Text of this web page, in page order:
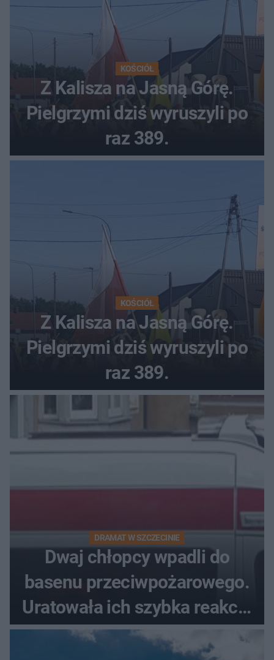
KOŚCIÓŁ
Z Kalisza na Jasną Górę.
Pielgrzymi dziś wyruszyli po
raz 389.
KOŚCIÓŁ
Z Kalisza na Jasną Górę.
Pielgrzymi dziś wyruszyli po
raz 389.
DRAMAT W SZCZECINIE
Dwaj chłopcy wpadli do
basenu przeciwpożarowego.
Uratowała ich szybka reakcja
świadków